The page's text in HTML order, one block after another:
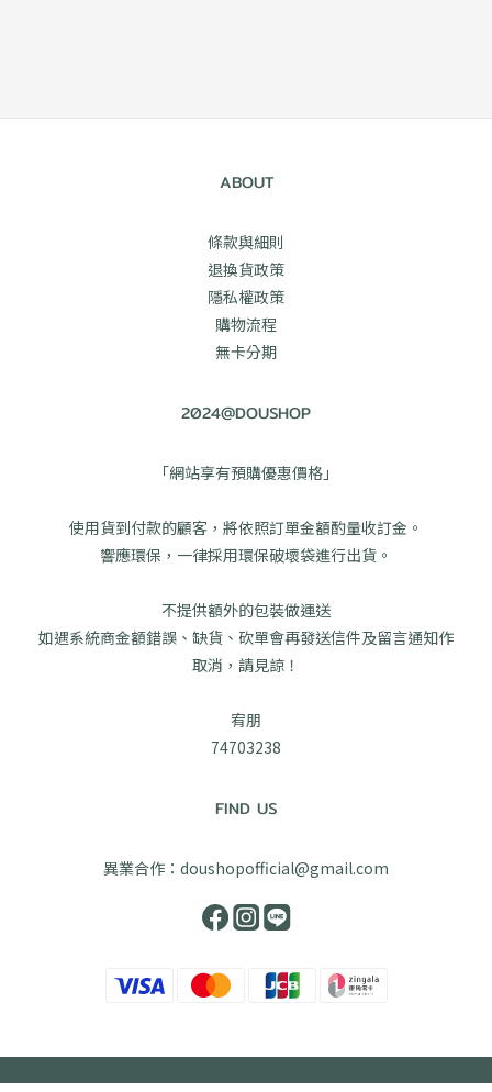
ABOUT
條款與細則
退換貨政策
隱私權政策
購物流程
無卡分期
2024@DOUSHOP
「網站享有預購優惠價格」
使用貨到付款的顧客，將依照訂單金額酌量收訂金。
響應環保，一律採用環保破壞袋進行出貨。
不提供額外的包裝做運送
如遇系統商金額錯誤、缺貨、砍單會再發送信件及留言通知作
取消，請見諒！
宥朋
74703238
FIND US
異業合作：doushopofficial@gmail.com